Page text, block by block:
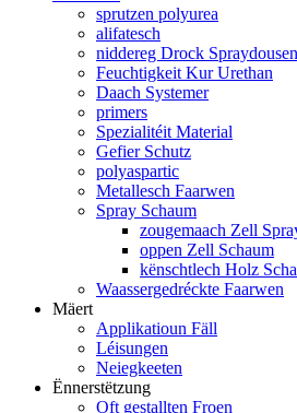
sprutzen polyurea
alifatesch
niddereg Drock Spraydousen
Feuchtigkeit Kur Urethan
Daach Systemer
primers
Spezialitéit Material
Gefier Schutz
polyaspartic
Metallesch Faarwen
Spray Schaum
zougemaach Zell
oppen Zell Schaum
kënschtlech Holz
Waassergedréckte Faarwen
Mäert
Applikatioun Fäll
Léisungen
Neiegkeeten
Ënnerstëtzung
Oft gestallten Froen